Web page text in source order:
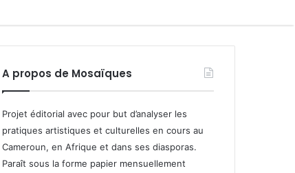
A propos de Mosaïques
Projet éditorial avec pour but d’analyser les
pratiques artistiques et culturelles en cours au
Cameroun, en Afrique et dans ses diasporas.
Paraît sous la forme papier mensuellement